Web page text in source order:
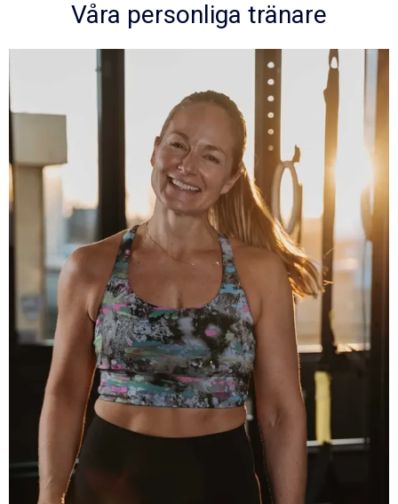
Våra personliga tränare